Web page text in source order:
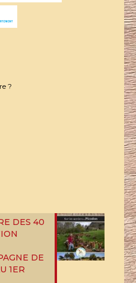
?
DES 40
DE
1ER